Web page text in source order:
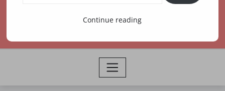
Continue reading